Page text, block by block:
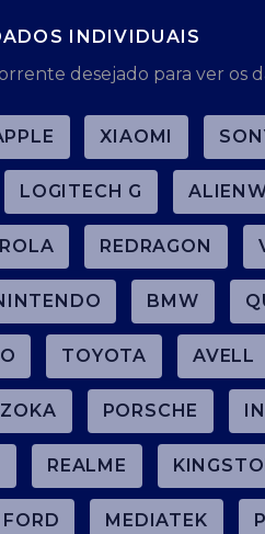
INDIVIDUAIS
desejado para ver os
XIAOMI
LOGITECH G
REDRAGON
BMW
TOYOTA AVELL
PORSCHE
REALME
FORD MEDIATEK